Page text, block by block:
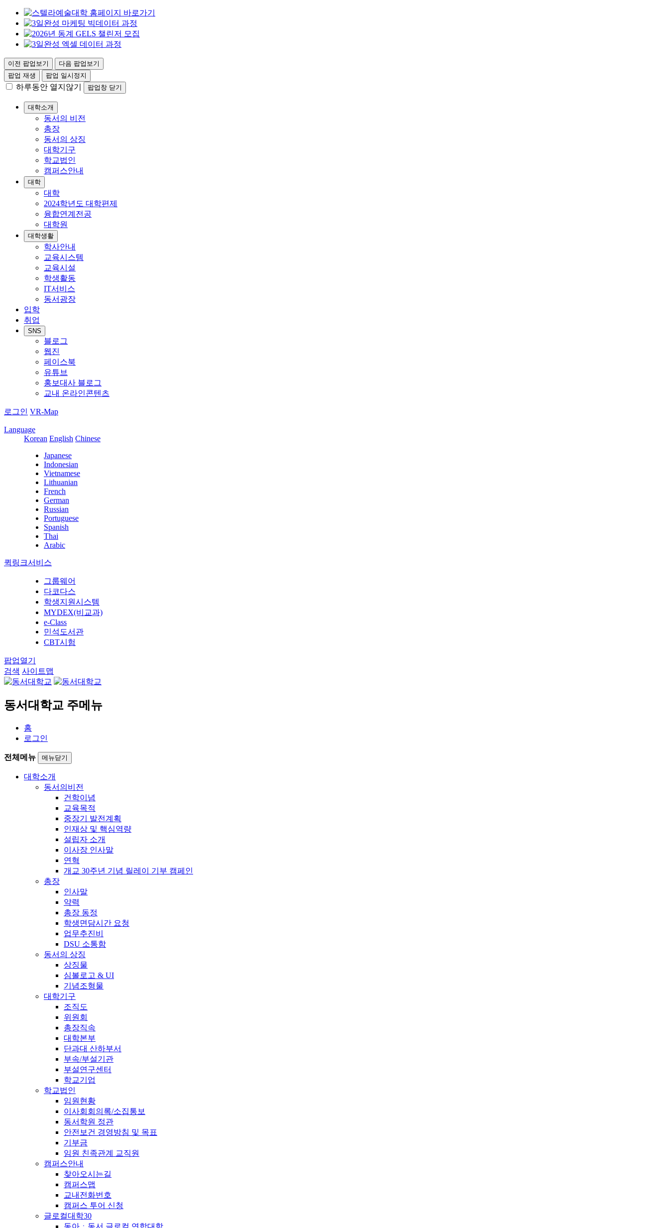
이전 팝업보기
다음 팝업보기
팝업 재생
팝업 일시정지
하루동안 열지않기 팝업창 닫기
대학소개
동서의 비전
총장
동서의 상징
대학기구
학교법인
캠퍼스안내
대학
대학
2024학년도 대학편제
융합연계전공
대학원
대학생활
학사안내
교육시스템
교육시설
학생활동
IT서비스
동서광장
입학
취업
SNS
블로그
웹진
페이스북
유튜브
홍보대사 블로그
교내 온라인콘텐츠
로그인 VR-Map
Language
Korean English Chinese
Japanese
Indonesian
Vietnamese
Lithuanian
French
German
Russian
Portuguese
Spanish
Thai
Arabic
퀵링크서비스
그룹웨어
다코다스
학생지원시스템
MYDEX(비교과)
e-Class
민석도서관
CBT시험
팝업열기
검색 사이트맵
동서대학교 주메뉴
홈
로그인
전체메뉴 메뉴닫기
대학소개
동서의비전
건학이념
교육목적
중장기 발전계획
인재상 및 핵심역량
설립자 소개
이사장 인사말
연혁
개교 30주년 기념 릴레이 기부 캠페인
총장
인사말
약력
총장 동정
학생면담시간 요청
업무추진비
DSU 소통함
동서의 상징
상징물
심볼로고 & UI
기념조형물
대학기구
조직도
위원회
총장직속
대학본부
단과대 산하부서
부속/부설기관
부설연구센터
학교기업
학교법인
임원현황
이사회회의록/소집통보
동서학원 정관
안전보건 경영방침 및 목표
기부금
임원 친족관계 교직원
캠퍼스안내
찾아오시는길
캠퍼스맵
교내전화번호
캠퍼스 투어 신청
글로컬대학30
동아ㆍ동서 글로컬 연합대학